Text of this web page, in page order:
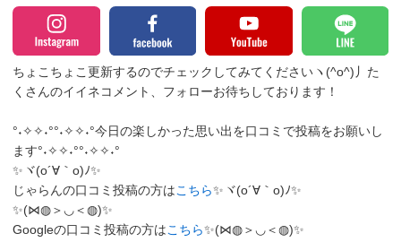
ちょこちょこ更新するのでチェックしてみてくださいヽ(^o^)丿 た
くさんのイイネコメント、フォローお待ちしております！
°˖✧✧˖°°˖✧✧˖°今日の楽しかった思い出を口コミで投稿をお願いし
ます°˖✧✧˖°°˖✧✧˖°
✨ヾ(o´∀｀o)ﾉ✨
じゃらんの口コミ投稿の方はこちら✨ヾ(o´∀｀o)ﾉ✨
✨(⋈◍＞◡＜◍)✨
Googleの口コミ投稿の方はこちら✨(⋈◍＞◡＜◍)✨